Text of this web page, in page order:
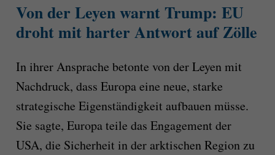
Von der Leyen warnt Trump: EU
droht mit harter Antwort auf Zölle
In ihrer Ansprache betonte von der Leyen mit
Nachdruck, dass Europa eine neue, starke
strategische Eigenständigkeit aufbauen müsse.
Sie sagte, Europa teile das Engagement der
USA, die Sicherheit in der arktischen Region zu